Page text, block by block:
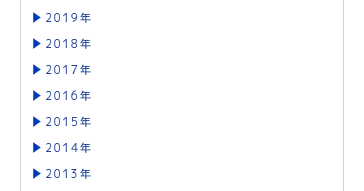
2019年
2018年
2017年
2016年
2015年
2014年
2013年